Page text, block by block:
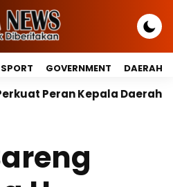
SPORT GOVERNMENT DAERAH
Daerah Untuk